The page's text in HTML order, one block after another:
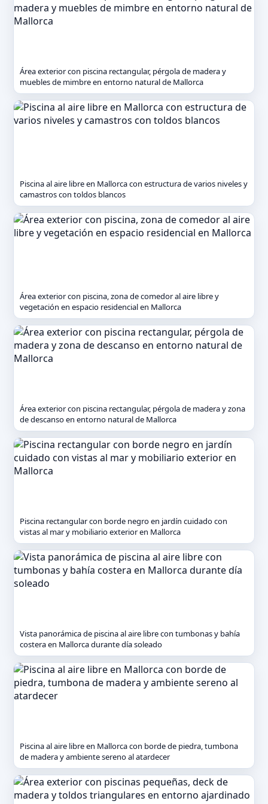
Área exterior con piscina rectangular, pérgola de madera y
muebles de mimbre en entorno natural de Mallorca
Piscina al aire libre en Mallorca con estructura de varios niveles y
camastros con toldos blancos
Área exterior con piscina, zona de comedor al aire libre y
vegetación en espacio residencial en Mallorca
Área exterior con piscina rectangular, pérgola de madera y zona
de descanso en entorno natural de Mallorca
Piscina rectangular con borde negro en jardín cuidado con
vistas al mar y mobiliario exterior en Mallorca
Vista panorámica de piscina al aire libre con tumbonas y bahía
costera en Mallorca durante día soleado
Piscina al aire libre en Mallorca con borde de piedra, tumbona
de madera y ambiente sereno al atardecer